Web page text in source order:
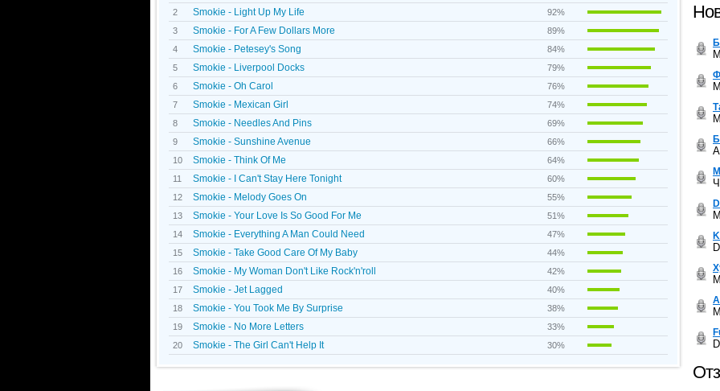
2
Smokie - Light Up My Life
92%
3
Smokie - For A Few Dollars More
89%
4
Smokie - Petesey's Song
84%
5
Smokie - Liverpool Docks
79%
6
Smokie - Oh Carol
76%
7
Smokie - Mexican Girl
74%
8
Smokie - Needles And Pins
69%
9
Smokie - Sunshine Avenue
66%
10
Smokie - Think Of Me
64%
11
Smokie - I Can't Stay Here Tonight
60%
12
Smokie - Melody Goes On
55%
13
Smokie - Your Love Is So Good For Me
51%
14
Smokie - Everything A Man Could Need
47%
15
Smokie - Take Good Care Of My Baby
44%
16
Smokie - My Woman Don't Like Rock'n'roll
42%
17
Smokie - Jet Lagged
40%
18
Smokie - You Took Me By Surprise
38%
19
Smokie - No More Letters
33%
20
Smokie - The Girl Can't Help It 30%